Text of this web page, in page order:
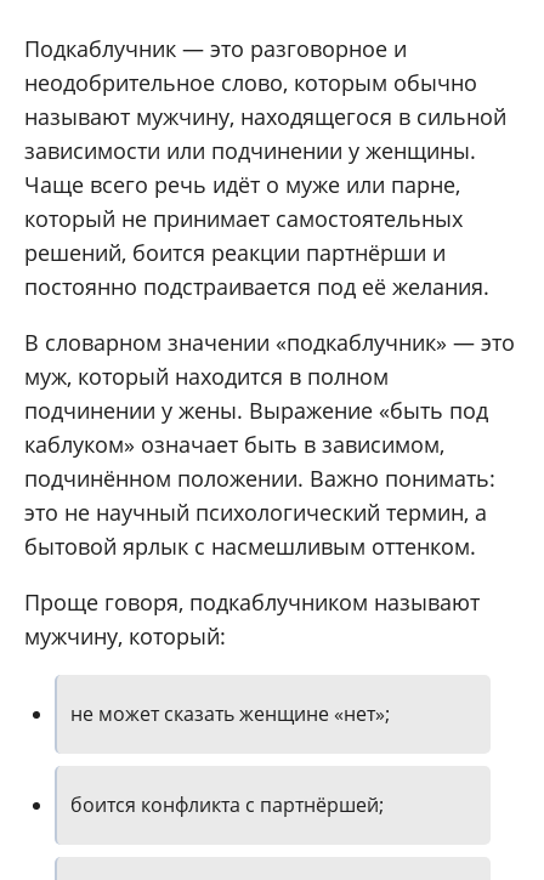
Подкаблучник — это разговорное и
неодобрительное слово, которым обычно
называют мужчину, находящегося в сильной
зависимости или подчинении у женщины.
Чаще всего речь идёт о муже или парне,
который не принимает самостоятельных
решений, боится реакции партнёрши и
постоянно подстраивается под её желания.
В словарном значении «подкаблучник» — это
муж, который находится в полном
подчинении у жены. Выражение «быть под
каблуком» означает быть в зависимом,
подчинённом положении. Важно понимать:
это не научный психологический термин, а
бытовой ярлык с насмешливым оттенком.
Проще говоря, подкаблучником называют
мужчину, который:
не может сказать женщине «нет»;
боится конфликта с партнёршей;